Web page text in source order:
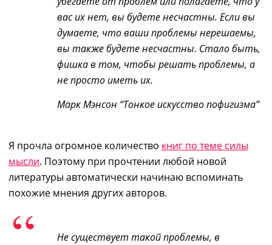
вас их нет, вы будете несчастны. Если вы
думаете, что ваши проблемы нерешаемы,
вы также будете несчастны. Стало быть,
фишка в том, чтобы решать проблемы, а
не просто иметь их.
Марк Мэнсон “Тонкое искусство пофигизма”
Я прочла огромное количество книг по теме силы
мысли. Поэтому при прочтении любой новой
литературы автоматически начинаю вспоминать
похожие мнения других авторов.
Не существует такой проблемы, в